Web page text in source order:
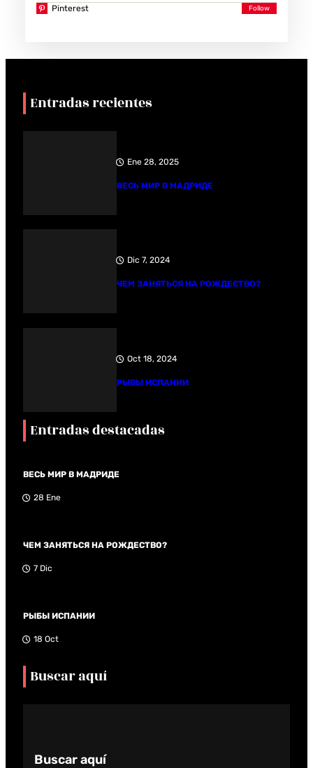
Pinterest
Entradas recientes
Ene 28, 2025
ВЕСЬ МИР В МАДРИДЕ
Dic 7, 2024
ЧЕМ ЗАНЯТЬСЯ НА РОЖДЕСТВО?
Oct 18, 2024
РЫБЫ ИСПАНИИ
Entradas destacadas
ВЕСЬ МИР В МАДРИДЕ
28 Ene
ЧЕМ ЗАНЯТЬСЯ НА РОЖДЕСТВО?
7 Dic
РЫБЫ ИСПАНИИ
18 Oct
Buscar aquí
Buscar aquí